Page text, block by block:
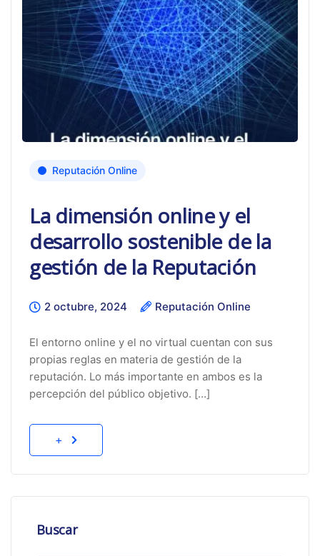
Reputación Online
La dimensión online y el
desarrollo sostenible de la
gestión de la Reputación
2 octubre, 2024 Reputación Online
El entorno online y el no virtual cuentan con sus
propias reglas en materia de gestión de la
reputación. Lo más importante en ambos es la
percepción del público objetivo. […]
+
Buscar